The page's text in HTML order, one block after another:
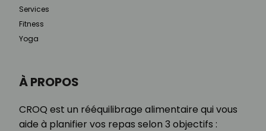
À PROPOS
CROQ est un rééquilibrage alimentaire qui vous
aide à planifier vos repas selon 3 objectifs :
Services
Fitness
Yoga